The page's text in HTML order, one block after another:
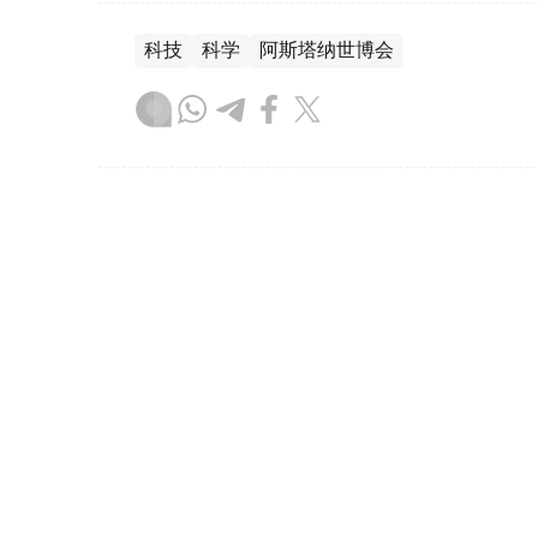
科技 科学 阿斯塔纳世博会